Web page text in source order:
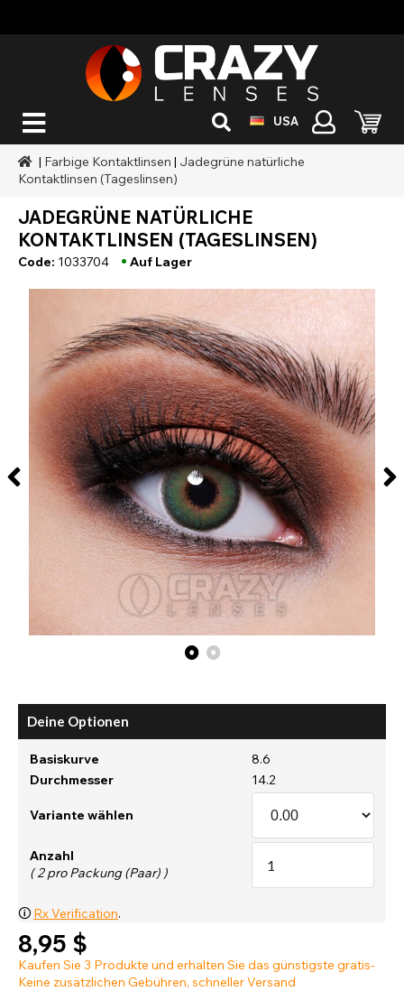
USA
| Farbige Kontaktlinsen | Jadegrüne natürliche
Kontaktlinsen (Tageslinsen)
JADEGRÜNE NATÜRLICHE
KONTAKTLINSEN (TAGESLINSEN)
Code: 1033704 • Auf Lager
Deine Optionen
Basiskurve
8.6
Durchmesser
14.2
Variante wählen
Anzahl
( 2 pro Packung (Paar) )
🛈 Rx Verification.
8,95 $
Kaufen Sie 3 Produkte und erhalten Sie das günstigste gratis-
Keine zusätzlichen Gebühren, schneller Versand